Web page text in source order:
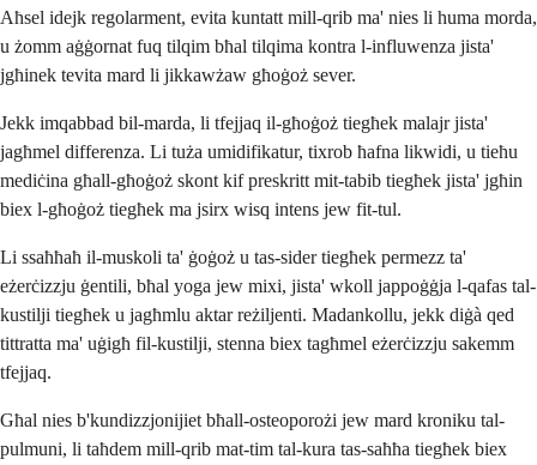
Aħsel idejk regolarment, evita kuntatt mill-qrib ma' nies li huma morda,
u żomm aġġornat fuq tilqim bħal tilqima kontra l-influwenza jista'
jgħinek tevita mard li jikkawżaw għoġoż sever.
Jekk imqabbad bil-marda, li tfejjaq il-għoġoż tiegħek malajr jista'
jagħmel differenza. Li tuża umidifikatur, tixrob ħafna likwidi, u tieħu
mediċina għall-għoġoż skont kif preskritt mit-tabib tiegħek jista' jgħin
biex l-għoġoż tiegħek ma jsirx wisq intens jew fit-tul.
Li ssaħħaħ il-muskoli ta' ġoġoż u tas-sider tiegħek permezz ta'
eżerċizzju ġentili, bħal yoga jew mixi, jista' wkoll jappoġġja l-qafas tal-
kustilji tiegħek u jagħmlu aktar reżiljenti. Madankollu, jekk diġà qed
tittratta ma' uġigħ fil-kustilji, stenna biex tagħmel eżerċizzju sakemm
tfejjaq.
Għal nies b'kundizzjonijiet bħall-osteoporożi jew mard kroniku tal-
pulmuni, li taħdem mill-qrib mat-tim tal-kura tas-saħħa tiegħek biex